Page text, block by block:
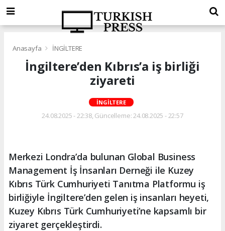
Anasayfa İNGİLTERE
İngiltere’den Kıbrıs’a iş birliği
ziyareti
İNGİLTERE
24.08.2025 - 22:38, Güncelleme: 24.08.2025 - 22:57
Merkezi Londra’da bulunan Global Business
Management İş İnsanları Derneği ile Kuzey
Kıbrıs Türk Cumhuriyeti Tanıtma Platformu iş
birliğiyle İngiltere’den gelen iş insanları heyeti,
Kuzey Kıbrıs Türk Cumhuriyeti’ne kapsamlı bir
ziyaret gerçekleştirdi.